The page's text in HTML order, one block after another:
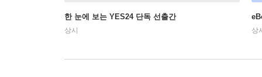
한 눈에 보는 YES24 단독 선출간
상시 상